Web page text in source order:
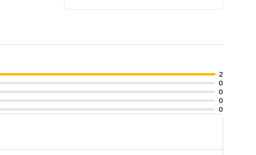
2
0
0
0
0